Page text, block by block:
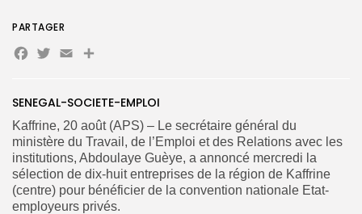
Search
for:
Search
Button
FR
SENEGAL-SOCIETE-EMPLOI
Kaffrine, 20 août (APS) – Le secrétaire général du
ministère du Travail, de l’Emploi et des Relations avec les
institutions, Abdoulaye Guèye, a annoncé mercredi la
sélection de dix-huit entreprises de la région de Kaffrine
(centre) pour bénéficier de la convention nationale Etat-
employeurs privés.
PARTAGER
Facebook
Twitter
EmailPartager